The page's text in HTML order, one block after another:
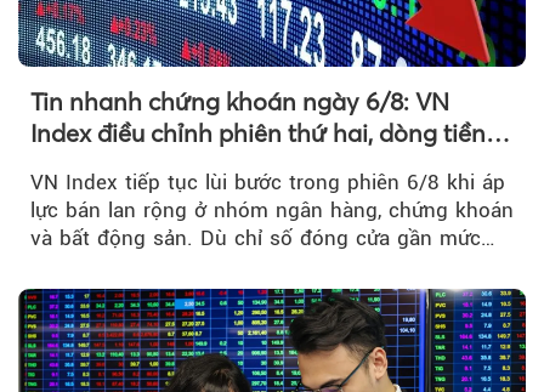
Tin nhanh chứng khoán ngày 6/8: VN
Index điều chỉnh phiên thứ hai, dòng tiền
chờ phản ứng tại vùng MA20
VN Index tiếp tục lùi bước trong phiên 6/8 khi áp
lực bán lan rộng ở nhóm ngân hàng, chứng khoán
và bất động sản. Dù chỉ số đóng cửa gần mức